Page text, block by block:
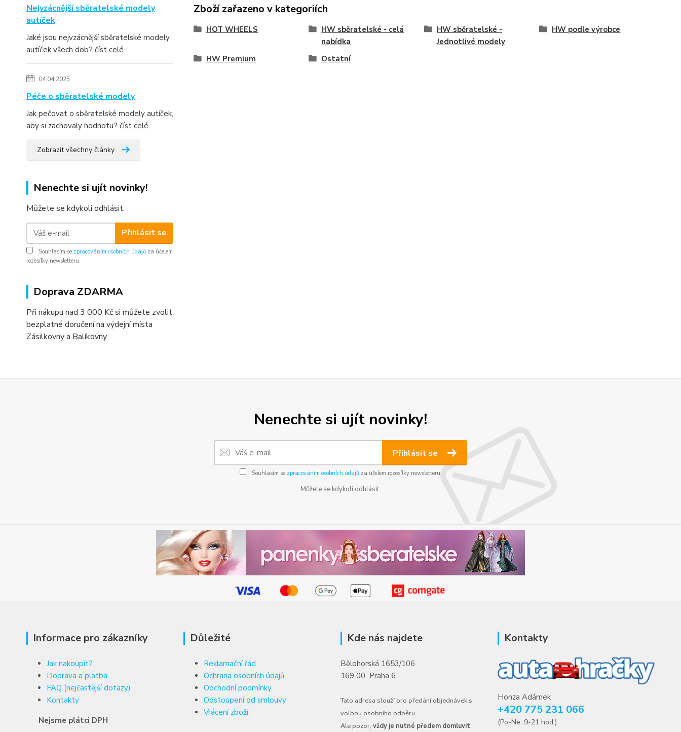
Nejvzácnější sběratelské modely
autíček
Jaké jsou nejvzácnější sběratelské modely
autíček všech dob? číst celé
04.04.2025
Péče o sběratelské modely
Jak pečovat o sběratelské modely autíček,
aby si zachovaly hodnotu? číst celé
Zobrazit všechny články
Nenechte si ujít novinky!
Můžete se kdykoli odhlásit.
Přihlásit se
Souhlasím se zpracováním osobních údajů za účelem
rozesílky newsletteru.
Doprava ZDARMA
Při nákupu nad 3 000 Kč si můžete zvolit
bezplatné doručení na výdejní místa
Zásilkovny a Balíkovny.
Zboží zařazeno v kategoriích
HOT WHEELS
HW sběratelské - celá
nabídka
HW sběratelské -
Jednotlivé modely
HW podle výrobce
HW Premium Ostatní
Nenechte si ujít novinky!
Přihlásit se
Souhlasím se zpracováním osobních údajůza účelem rozesílky newsletteru.
Můžete se kdykoli odhlásit.
Informace pro zákazníky
Jak nakoupit?
Doprava a platba
FAQ (nejčastější dotazy)
Kontakty
Nejsme plátci DPH
Důležité
Reklamační řád
Ochrana osobních údajů
Obchodní podmínky
Odstoupení od smlouvy
Vrácení zboží
Kde nás najdete
Bělohorská 1653/106
169 00 Praha 6
Tato adresa slouží pro předání objednávek s
volbou osobního odběru.
Ale pozor, vždy je nutné předem domluvit
Kontakty
Honza Adámek
+420 775 231 066
(Po-Ne, 9-21 hod.)